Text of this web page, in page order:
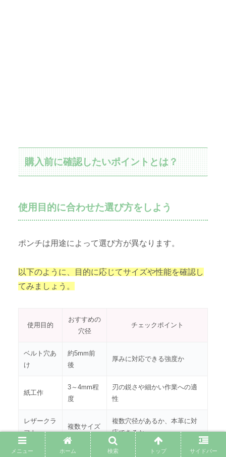
購入前に確認したいポイントとは？
使用目的に合わせた選び方をしよう
ポンチは用途によって選び方が異なります。
以下のように、目的に応じてサイズや性能を確認し
てみましょう。
使用目的
おすすめの
穴径
チェックポイント
ベルト穴あ
け
約5mm前
後
厚みに対応できる強度か
紙工作
3～4mm程
度
刃の鋭さや細かい作業への適
性
レザークラ
フト
複数サイズ
複数穴径があるか、本革に対
応できるか
メニュー ホーム 検索 トップ サイドバー